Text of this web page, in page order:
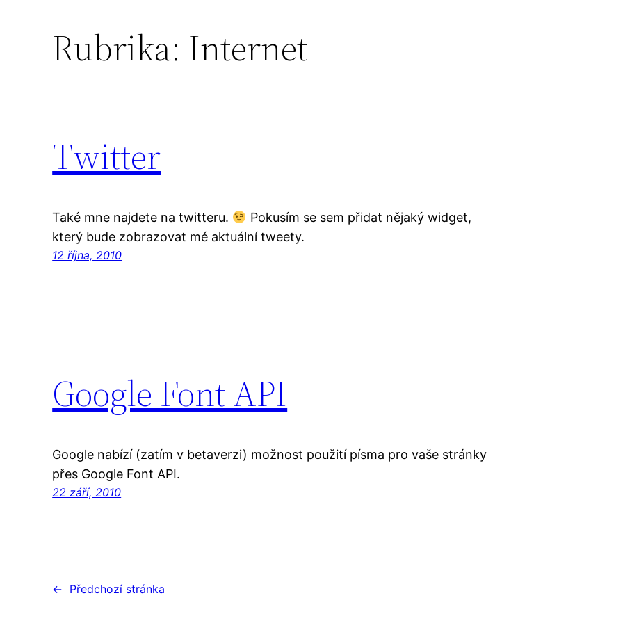
Rubrika: Internet
Twitter
Také mne najdete na twitteru.
Pokusím se sem přidat nějaký widget,
který bude zobrazovat mé aktuální tweety.
12 října, 2010
Google Font API
Google nabízí (zatím v betaverzi) možnost použití písma pro vaše stránky
přes Google Font API.
22 září, 2010
← Předchozí stránka